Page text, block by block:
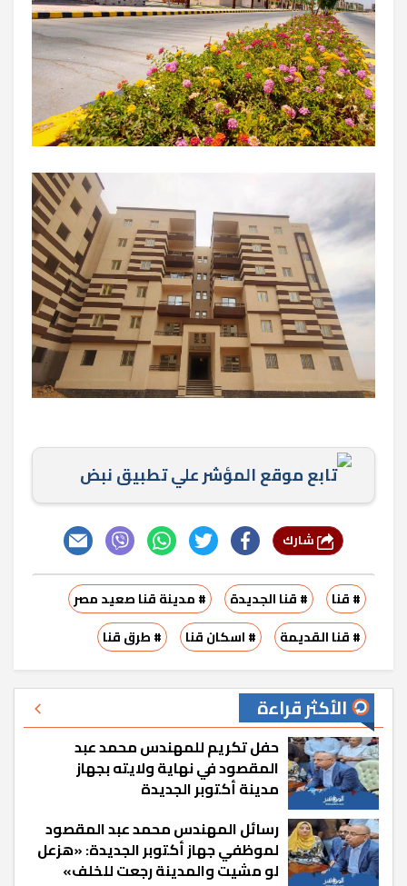
تابع موقع المؤشر علي تطبيق نبض
# قنا # قنا الجديدة
# مدينة قنا صعيد مصر
# قنا القديمة
# اسكان قنا # طرق قنا
الأكثر قراءة
حفل تكريم للمهندس محمد عبد
المقصود في نهاية ولايته بجهاز
مدينة أكتوبر الجديدة
رسائل المهندس محمد عبد المقصود
لموظفي جهاز أكتوبر الجديدة: «هزعل
لو مشيت والمدينة رجعت للخلف»